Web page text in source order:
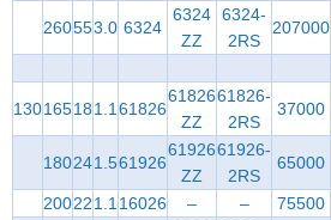
260553.0 6324
6324
ZZ
6324-
2RS
207000
130165181.161826
61826
ZZ
61826-
2RS
37000
180241.561926
61926
ZZ
61926-
2RS
65000
200221.116026 – – 75500